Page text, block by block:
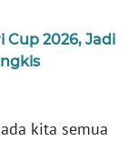
Cup 2026, Jadi
kita semua